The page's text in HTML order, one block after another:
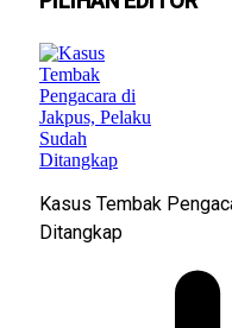
Kasus Tembak
Ditangkap